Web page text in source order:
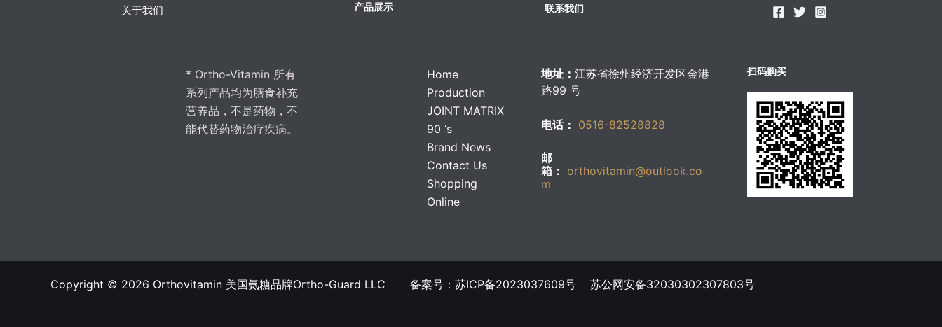
关于我们 产品展示 联系我们
* Ortho-Vitamin 所有
系列产品均为膳食补充
营养品，不是药物，不
能代替药物治疗疾病。
Home
Production
JOINT MATRIX
90 ‘s
Brand News
Contact Us
Shopping
Online
地址： 江苏省徐州经济开发区金港
路99 号
电话： 0516-82528828
邮
箱： orthovitamin@outlook.co
m
扫码购买
Copyright © 2026 Orthovitamin 美国氨糖品牌Ortho-Guard LLC 备案号：苏ICP备2023037609号 苏公网安备32030302307803号